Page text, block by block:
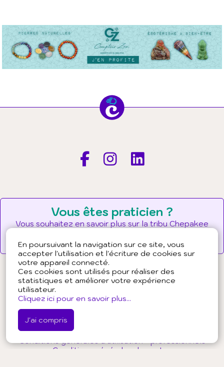
En poursuivant la navigation sur ce site, vous
accepter l'utilisation et l'écriture de cookies sur
votre appareil connecté.
Ces cookies sont utilisés pour réaliser des
statistiques et améliorer votre expérience
utilisateur.
Cliquez ici pour en savoir plus...
J'ai compris
Vous êtes praticien ?
Vous souhaitez en savoir plus sur la tribu Chepakee
Pourquoi et comment adhérer ?
À propos de Chepakee
Conditions générales d'utilisation - public
Conditions générales de ventes